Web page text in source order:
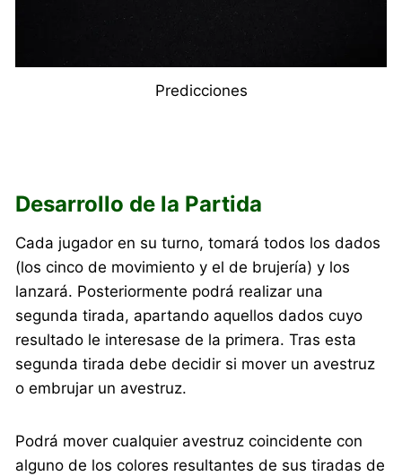
Predicciones
Desarrollo de la Partida
Cada jugador en su turno, tomará todos los dados
(los cinco de movimiento y el de brujería) y los
lanzará. Posteriormente podrá realizar una
segunda tirada, apartando aquellos dados cuyo
resultado le interesase de la primera. Tras esta
segunda tirada debe decidir si mover un avestruz
o embrujar un avestruz.
Podrá mover cualquier avestruz coincidente con
alguno de los colores resultantes de sus tiradas de